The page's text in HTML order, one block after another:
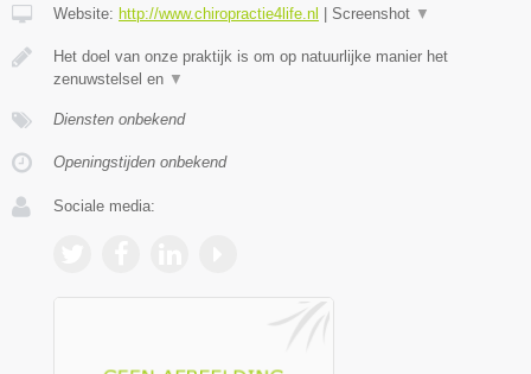
Website: http://www.chiropractie4life.nl Screenshot ▼
Het doel van onze praktijk is om op natuurlijke manier het
zenuwstelsel en ▼
Diensten onbekend
Openingstijden onbekend
Sociale media: